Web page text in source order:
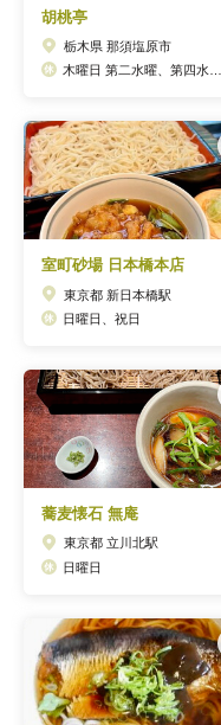
胡桃亭
栃木県 那須塩原市
室町砂場 日本橋本店
東京都 新日本橋駅
日曜日、祝日
蕎麦懐石 無庵
東京都 立川北駅
日曜日